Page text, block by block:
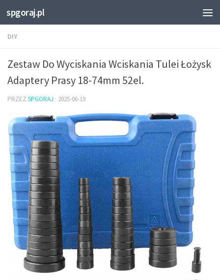
Przejdź do treści
spgoraj.pl
DIY
Zestaw Do Wyciskania Wciskania Tulei Łożysk
Adaptery Prasy 18-74mm 52el.
PRZEZ SPGORAJ · 2025-06-19